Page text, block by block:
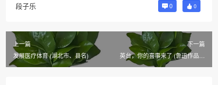
段子乐 0 0
上一篇
发展医疗体育 (湖北市、县名)
下一篇
英台，你的喜事来了 (鲁迅作品篇